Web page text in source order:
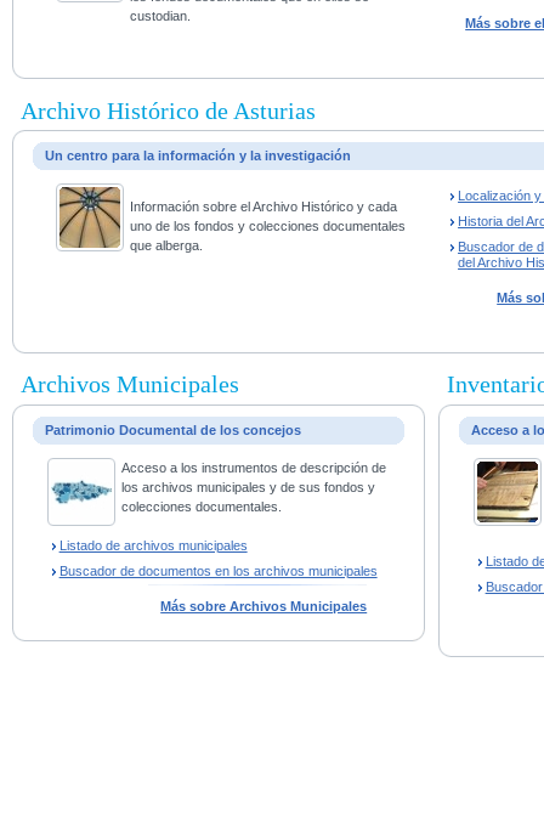
custodian.
Más sobre
Archivo Histórico de Asturias
Un centro para la información y la investigación
Información sobre el Archivo Histórico y cada
uno de los fondos y colecciones documentales
que alberga.
Localización
Historia del
Buscador de
del Archivo
Más
Archivos Municipales
Patrimonio Documental de los concejos
Acceso a los instrumentos de descripción de
los archivos municipales y de sus fondos y
colecciones documentales.
Listado de archivos municipales
Buscador de documentos en los archivos municipales
Más sobre Archivos Municipales
Acceso a
Listado